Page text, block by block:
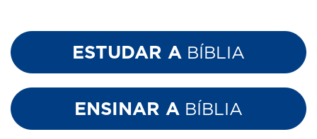
ESTUDAR A BÍBLIA
ENSINAR A BÍBLIA